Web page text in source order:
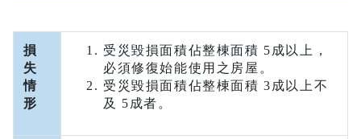
損
失
情
形
受災毀損面積佔整棟面積 5成以上，
必須修復始能使用之房屋。
受災毀損面積佔整棟面積 3成以上不
及 5成者。